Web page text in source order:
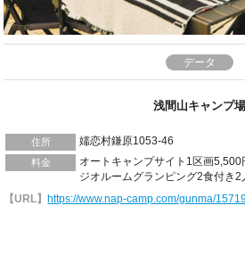
データ
浅間山キャンプ場
住所 嬬恋村鎌原1053-46
料金
オートキャンプサイト1区画5,500
ジオルームグランピング2食付
【URL】 https://www.nap-camp.com/gunma/